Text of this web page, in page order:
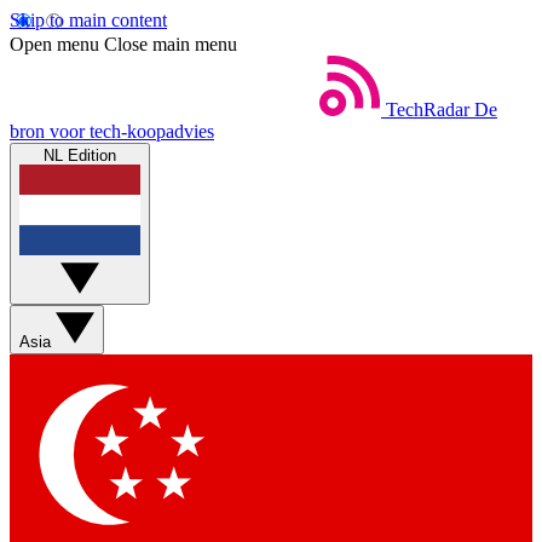
Skip to main content
Open menu Close main menu
TechRadar De
bron voor tech-koopadvies
NL Edition
Asia